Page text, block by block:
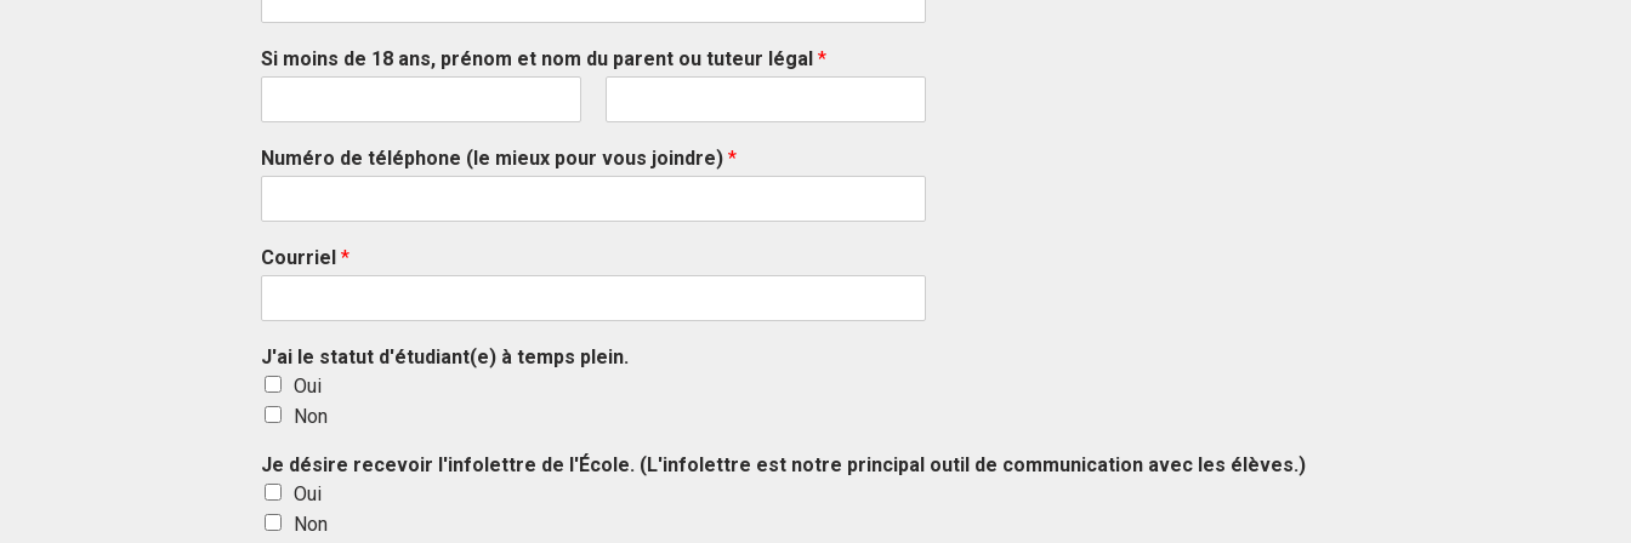
Si moins de 18 ans, prénom et nom du parent ou tuteur légal *
i
r
a
s
Numéro de téléphone (le mieux pour vous joindre) *
Courriel *
J'ai le statut d'étudiant(e) à temps plein.
Oui
Non
Je désire recevoir l'infolettre de l'École. (L'infolettre est notre principal outil de communication avec les élèves.)
Oui
Non